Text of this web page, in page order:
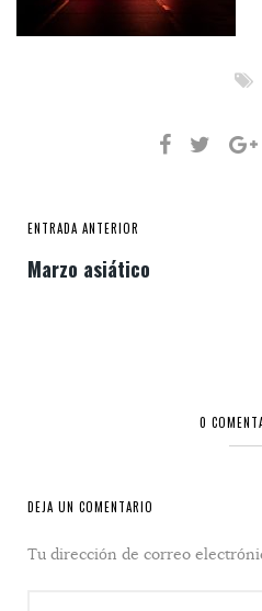
ENTRADA ANTERIOR
Marzo asiático
0
DEJA UN COMENTARIO
Tu dirección de correo